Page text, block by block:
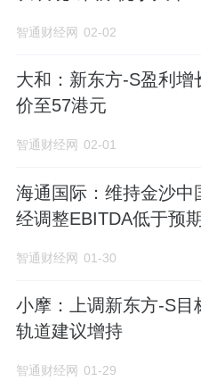
智通财经网 02-02
大和：新东方-S盈利
价至57港元
智通财经网 02-01
海通国际：维持金沙中
经调整EBITDA低于预期
智通财经网 01-30
小摩：上调新东方-S目
轨道建议增持
智通财经网 01-29